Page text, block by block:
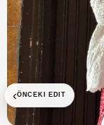
Stil
Sürdürülebilirlik
Detayı
Ürün Tipi
Yaka Tipi
Yaş
‹ÖNCEKI EDIT